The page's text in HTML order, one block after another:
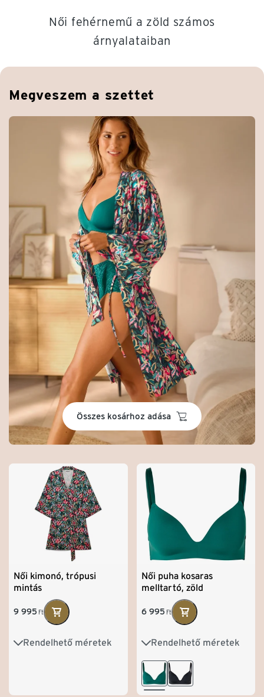
Női fehérnemű a zöld számos
árnyalataiban
Megveszem a szettet
Összes kosárhoz adása basket
Női kimonó, trópusi
mintás
9 995 Ft
Rendelhető méretek
S 36/38 M 40/42
Női puha kosaras
melltartó, zöld
6 995 Ft
Rendelhető méretek
75A 75B 75C
80A 80B
85A 85B 85C